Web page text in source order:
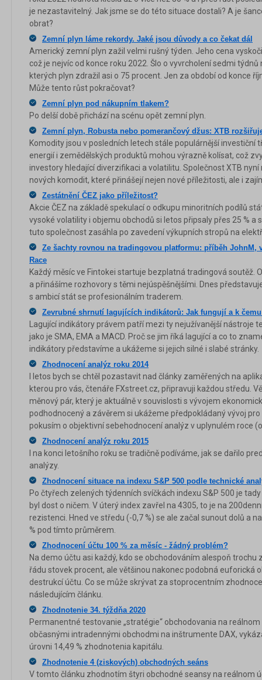
je nezastavitelný. Jak jsme se do této situace dostali? A je
obrat?
Zemní plyn láme rekordy. Jaké jsou důvody a co čekat dál
Americký zemní plyn zažil velmi rušný týden. Jeho cena
což je nejvíc od konce roku 2022. Šlo o vyvrcholení sedmi
kterých plyn zdražil asi o 75 procent. Jen za období od konce
Může tento růst pokračovat?
Zemní plyn pod nákupním tlakem?
Po delší době přichází na scénu opět zemní plyn.
Zemní plyn, Robusta nebo pomerančový džus: XTB
Komodity jsou v posledních letech stále populárnější investiční
energií i zemědělských produktů mohou výrazně kolísat, což
investory hledající diverzifikaci a volatilitu. Společnost XTB
nových komodit, které přinášejí nejen nové příležitosti, ale i
Zestátnění ČEZ jako příležitost?
Akcie ČEZ na základě spekulací o odkupu minoritních podílů
vysoké volatility i objemu obchodů si letos připsaly přes 25 % a
tuto společnost zasáhla po zavedení výkupních stropů na
Ze šachty rovnou na tradingovou platformu: příběh JohnM,
Race
Každý měsíc ve Fintokei startuje bezplatná tradingová soutěž.
a přinášíme rozhovory s těmi nejúspěšnějšími. Dnes
s ambicí stát se profesionálním traderem.
Zevrubné shrnutí lagujících indikátorů: Jak fungují a k
Lagující indikátory právem patří mezi ty nejužívanější nástroje
jako je SMA, EMA a MACD. Proč se jim říká lagující a co to
indikátory představíme a ukážeme si jejich silné i slabé stránky.
Zhodnocení analýz roku 2014
I letos bych se chtěl pozastavit nad články zaměřených na
kterou pro vás, čtenáře FXstreet.cz, připravuji každou středu.
měnový pár, který je aktuálně v souvislosti s vývojem
podhodnocený a závěrem si ukážeme předpokládaný vývoj
pokusím o objektivní sebehodnocení analýz v uplynulém roce
Zhodnocení analýz roku 2015
I na konci letošního roku se tradičně podíváme, jak se dařilo
analýzy.
Zhodnocení situace na indexu S&P 500 podle technické
Po čtyřech zelených týdenních svíčkách indexu S&P 500 je
byl dost o ničem. V úterý index zavřel na 4305, to je na
rezistenci. Hned ve středu (-0,7 %) se ale začal sunout dolů a
% pod tímto průměrem.
Zhodnocení účtu 100 % za měsíc - žádný problém?
Na demo účtu asi každý, kdo se obchodováním alespoň trochu
řádu stovek procent, ale většinou nakonec podobná euforická
destrukcí účtu. Co se může skrývat za stoprocentním
následujícím článku.
Zhodnotenie 34. týždňa 2020
Permanentné testovanie „stratégie“ obchodovania na
občasnými intradennými obchodmi na inštrumente DAX,
úrovni 14,49 % zhodnotenia kapitálu.
Zhodnotenie 4 (ziskových) obchodných seáns
V tomto článku zhodnotím štyri obchodné seansy na reálnom